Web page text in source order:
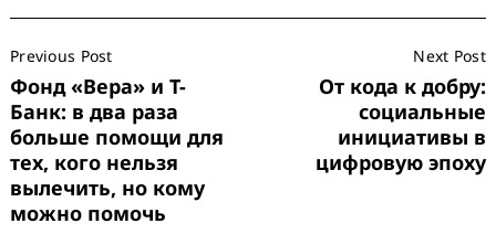
Navigation
Previous Post
Фонд «Вера» и Т-
Банк: в два раза
больше помощи для
тех, кого нельзя
вылечить, но кому
можно помочь
Next Post
От кода к добру:
социальные
инициативы в
цифровую эпоху